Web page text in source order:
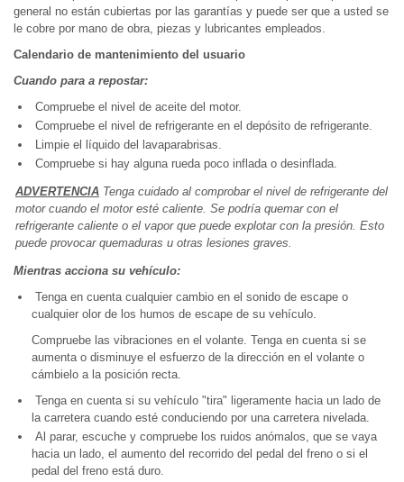
general no están cubiertas por las garantías y puede ser que a usted se
le cobre por mano de obra, piezas y lubricantes empleados.
Calendario de mantenimiento del usuario
Cuando para a repostar:
Compruebe el nivel de aceite del motor.
Compruebe el nivel de refrigerante en el depósito de refrigerante.
Limpie el líquido del lavaparabrisas.
Compruebe si hay alguna rueda poco inflada o desinflada.
ADVERTENCIA Tenga cuidado al comprobar el nivel de refrigerante del
motor cuando el motor esté caliente. Se podría quemar con el
refrigerante caliente o el vapor que puede explotar con la presión. Esto
puede provocar quemaduras u otras lesiones graves.
Mientras acciona su vehículo:
Tenga en cuenta cualquier cambio en el sonido de escape o
cualquier olor de los humos de escape de su vehículo.
Compruebe las vibraciones en el volante. Tenga en cuenta si se
aumenta o disminuye el esfuerzo de la dirección en el volante o
cámbielo a la posición recta.
Tenga en cuenta si su vehículo "tira" ligeramente hacia un lado de
la carretera cuando esté conduciendo por una carretera nivelada.
Al parar, escuche y compruebe los ruidos anómalos, que se vaya
hacia un lado, el aumento del recorrido del pedal del freno o si el
pedal del freno está duro.